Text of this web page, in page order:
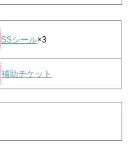
SSシール×3
補助チケット